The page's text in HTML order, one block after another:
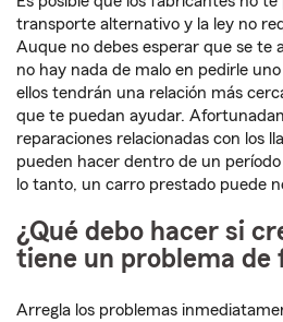
transporte alternativo y la ley no
Auque no debes esperar que se te
no hay nada de malo en pedirle
ellos tendrán una relación más
que te puedan ayudar.
reparaciones relacionadas con los
pueden hacer dentro de un
lo tanto, un carro prestado puede
¿Qué debo hacer si
tiene un problema de
Arregla los problemas